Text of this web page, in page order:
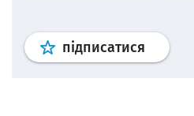
підписатися Профіль